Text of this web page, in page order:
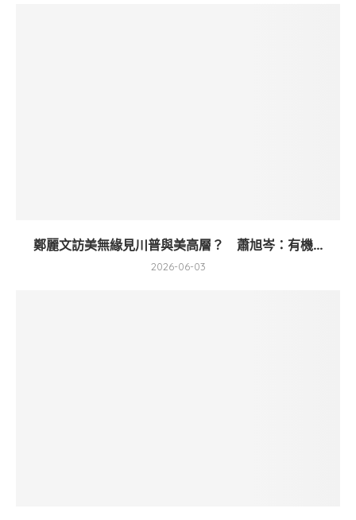
鄭麗文訪美無緣見川普與美高層？ 蕭旭岑：有機...
2026-06-03